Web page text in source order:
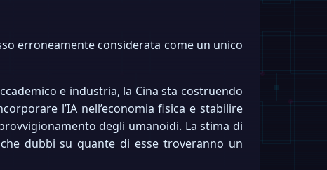
erroneamente considerata come un unico
e industria, la Cina sta costruendo
l’IA nell’economia fisica e stabilire
degli umanoidi. La stima di
dubbi su quante di esse troveranno un